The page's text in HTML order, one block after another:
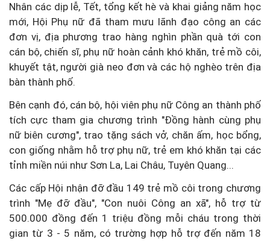
Nhân các dịp lễ, Tết, tổng kết hè và khai giảng năm học
mới, Hội Phụ nữ đã tham mưu lãnh đạo công an các
đơn vị, địa phương trao hàng nghìn phần quà tới con
cán bộ, chiến sĩ, phụ nữ hoàn cảnh khó khăn, trẻ mồ côi,
khuyết tật, người già neo đơn và các hộ nghèo trên địa
bàn thành phố.
Bên cạnh đó, cán bộ, hội viên phụ nữ Công an thành phố
tích cực tham gia chương trình "Đồng hành cùng phụ
nữ biên cương", trao tặng sách vở, chăn ấm, học bổng,
con giống nhằm hỗ trợ phụ nữ, trẻ em khó khăn tại các
tỉnh miền núi như Sơn La, Lai Châu, Tuyên Quang...
Các cấp Hội nhận đỡ đầu 149 trẻ mồ côi trong chương
trình "Mẹ đỡ đầu", "Con nuôi Công an xã", hỗ trợ từ
500.000 đồng đến 1 triệu đồng mỗi cháu trong thời
gian từ 3 - 5 năm, có trường hợp hỗ trợ đến năm 18